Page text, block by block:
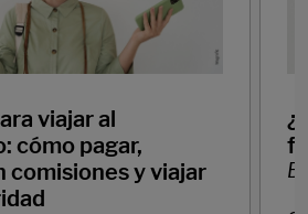
viajar al
cómo pagar,
comisiones y viajar